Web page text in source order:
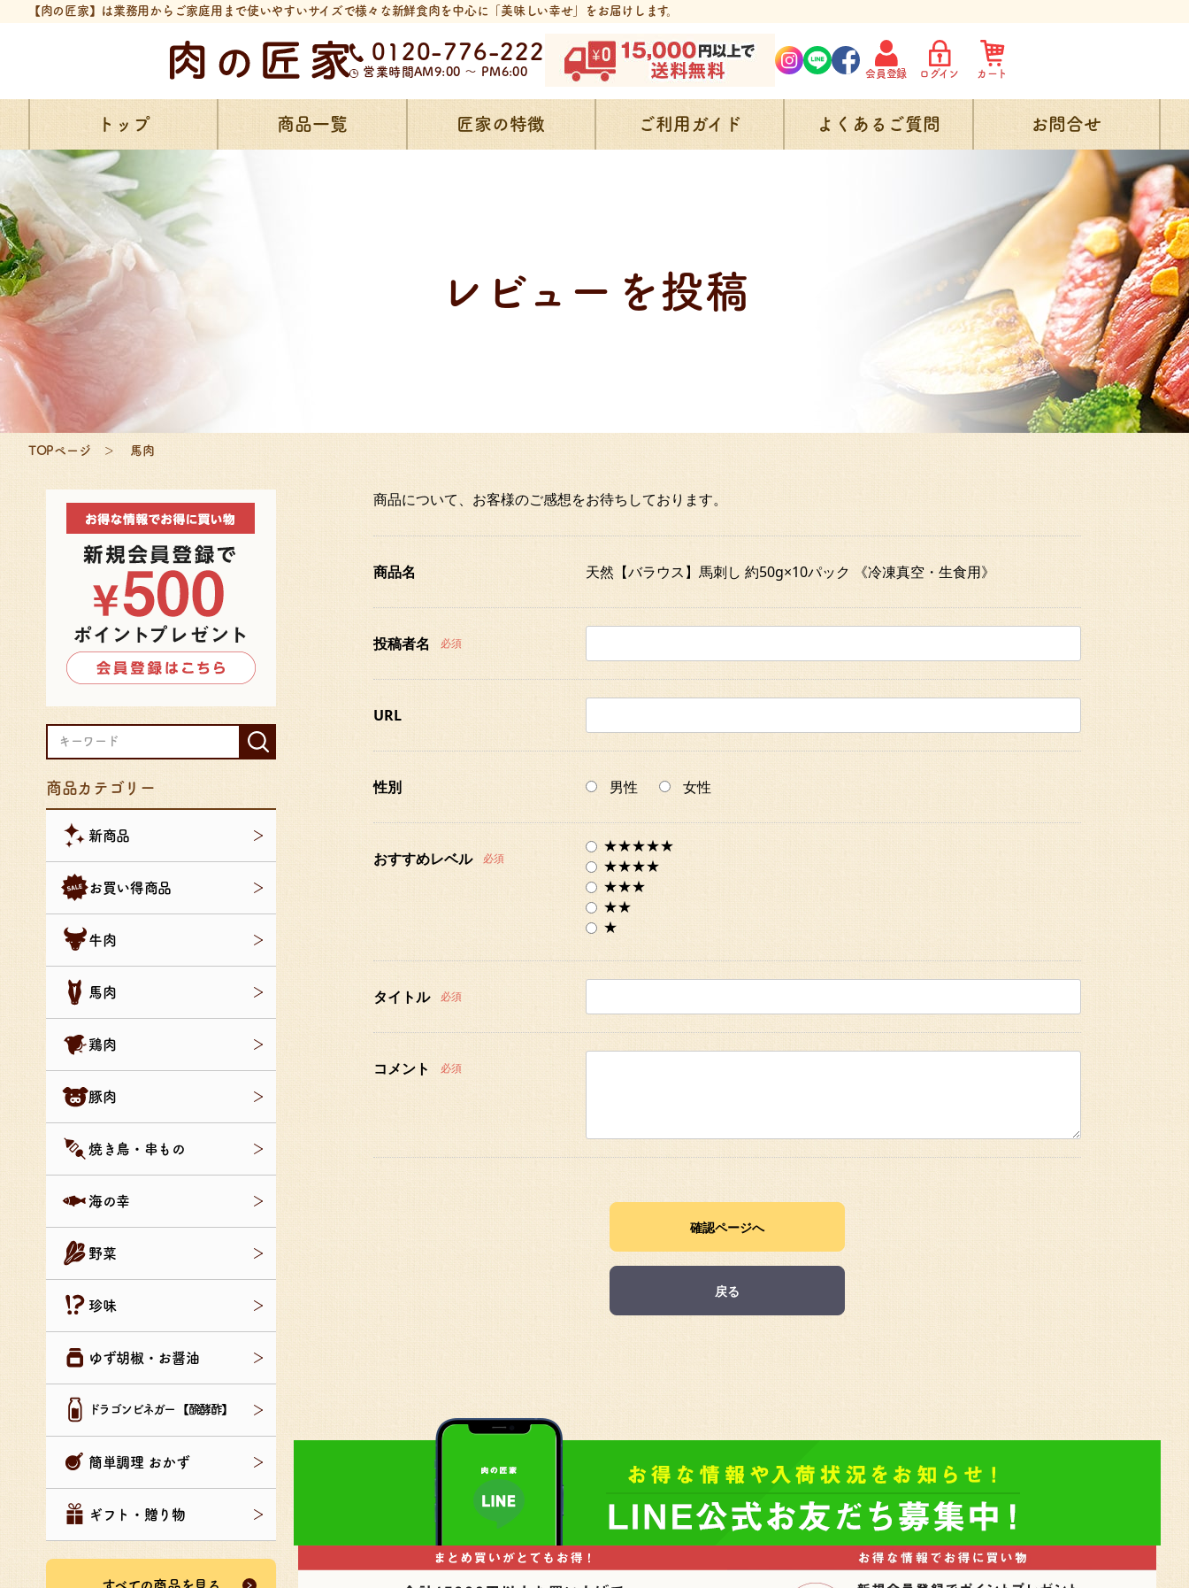
【肉の匠家】は業務用からご家庭用まで使いやすいサイズで様々な新鮮食肉を中心に「美味しい幸せ」をお届けします。
0120-776-222
営業時間AM9:00 ～ PM6:00 会員登録 ログイン カート
トップ 商品一覧 匠家の特徴 ご利用ガイド よくあるご質問 お問合せ
レビューを投稿
TOPページ 馬肉
商品について、お客様のご感想をお待ちしております。
商品名 天然【バラウス】馬刺し 約50g×10パック 《冷凍真空・生食用》
投稿者名 必須
URL
性別 男性 女性
おすすめレベル 必須
★★★★★
★★★★
★★★
★★
★
タイトル 必須
コメント 必須
確認ページへ
戻る
商品カテゴリー
新商品
お買い得商品
牛肉
馬肉
鶏肉
豚肉
焼き鳥・串もの
海の幸
野菜
珍味
ゆず胡椒・お醤油
ドラゴンビネガー 【醗酵酢】
簡単調理 おかず
ギフト・贈り物